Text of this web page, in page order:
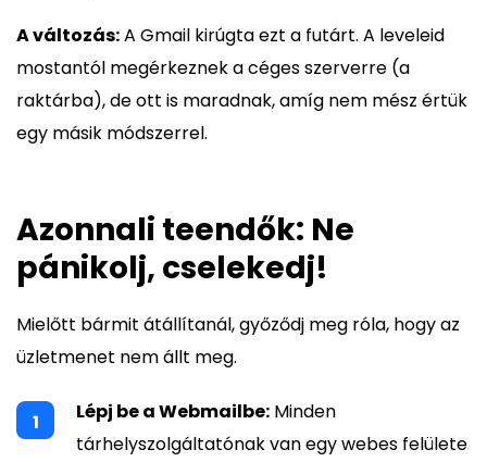
A változás:A Gmail kirúgta ezt a futárt. A leveleid
mostantól megérkeznek a céges szerverre (a
raktárba), de ott is maradnak, amíg nem mész értük
egy másik módszerrel.
Azonnali teendők: Ne
pánikolj, cselekedj!
Mielőtt bármit átállítanál, győződj meg róla, hogy az
üzletmenet nem állt meg.
Lépj be a Webmailbe: Minden
tárhelyszolgáltatónak van egy webes felülete